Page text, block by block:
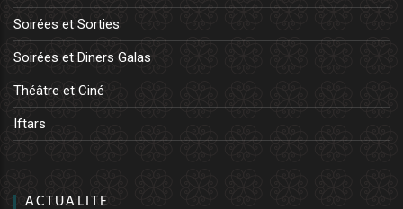
Soirées et Sorties
Soirées et Diners Galas
Théâtre et Ciné
Iftars
ACTUALITE